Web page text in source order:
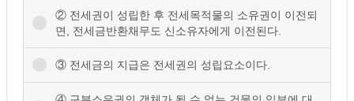
② 전세권이 성립한 후 전세목적물의 소유권이 이전되
면, 전세금반환채무도 신소유자에게 이전된다.
③ 전세금의 지급은 전세권의 성립요소이다.